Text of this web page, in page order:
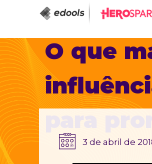
O que
3 de abril de